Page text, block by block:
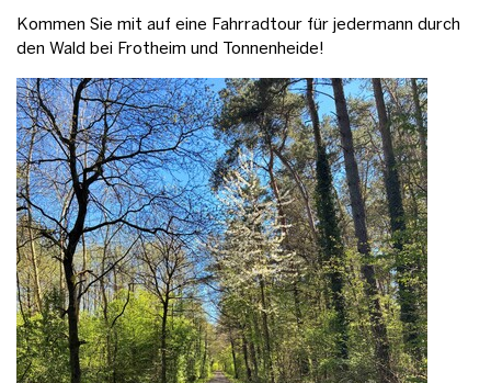
Kommen Sie mit auf eine Fahrradtour für jedermann durch
den Wald bei Frotheim und Tonnenheide!